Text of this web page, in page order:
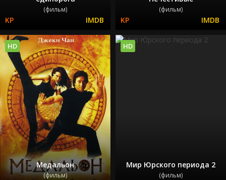
(фильм) (фильм)
Медальон
(фильм)
HD
Мир Юрского периода 2
(фильм)
HD